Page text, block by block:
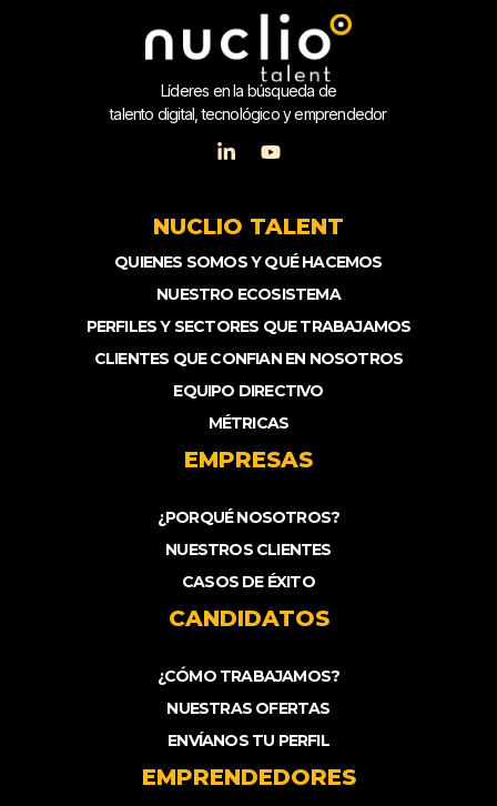
Líderes en la búsqueda de
talento digital, tecnológico y emprendedor
NUCLIO TALENT
QUIENES SOMOS Y QUÉ HACEMOS
NUESTRO ECOSISTEMA
PERFILES Y SECTORES QUE TRABAJAMOS
CLIENTES QUE CONFIAN EN NOSOTROS
EQUIPO DIRECTIVO
MÉTRICAS
EMPRESAS
¿PORQUÉ NOSOTROS?
NUESTROS CLIENTES
CASOS DE ÉXITO
CANDIDATOS
¿CÓMO TRABAJAMOS?
NUESTRAS OFERTAS
ENVÍANOS TU PERFIL
EMPRENDEDORES